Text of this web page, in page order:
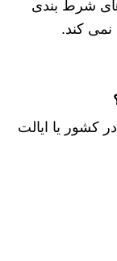
شرط بندی
نمی کند.
کشور یا ایالت